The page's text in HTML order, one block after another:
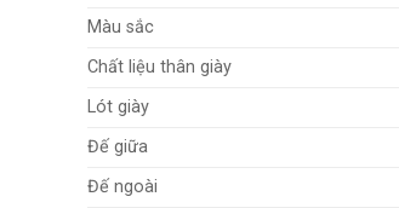
Màu sắc
Chất liệu thân giày
Lót giày
Đế giữa
Đế ngoài